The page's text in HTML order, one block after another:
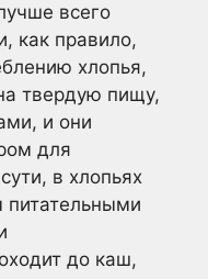
всего
как правило,
хлопья,
твердую пищу,
и они
для
в хлопьях
питательными
до каш,